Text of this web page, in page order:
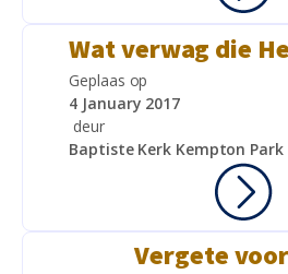
Wat verwag die
Geplaas op
4 January 2017
deur
Baptiste Kerk Kempton Park
Vergete